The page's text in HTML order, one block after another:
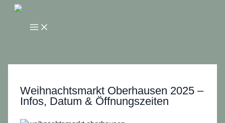
Zum
springenMain
Weihnachtsmarkt Oberhausen 2025 –
Infos, Datum & Öffnungszeiten